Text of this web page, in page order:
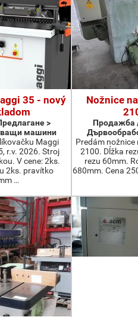
35 - nový
>
машини
Maggi
r.v. 2026. Stroj
V cene: 2ks.
2ks. pravítko
…
Nožnice
Продажба
Predám nožnice
2100. Dĺžka
rezu 60mm.
680mm. Cena